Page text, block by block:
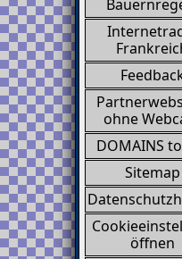
ohne
DOMAINS
Sitemap
öffnen